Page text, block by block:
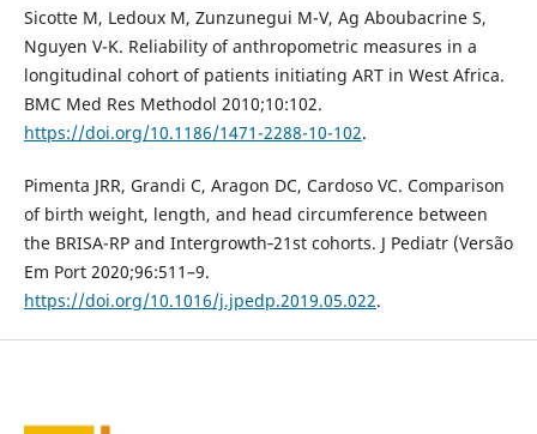
Sicotte M, Ledoux M, Zunzunegui M-V, Ag Aboubacrine S,
Nguyen V-K. Reliability of anthropometric measures in a
longitudinal cohort of patients initiating ART in West Africa.
BMC Med Res Methodol 2010;10:102.
https://doi.org/10.1186/1471-2288-10-102.
Pimenta JRR, Grandi C, Aragon DC, Cardoso VC. Comparison
of birth weight, length, and head circumference between
the BRISA-RP and Intergrowth‐21st cohorts. J Pediatr (Versão
Em Port 2020;96:511–9.
https://doi.org/10.1016/j.jpedp.2019.05.022.